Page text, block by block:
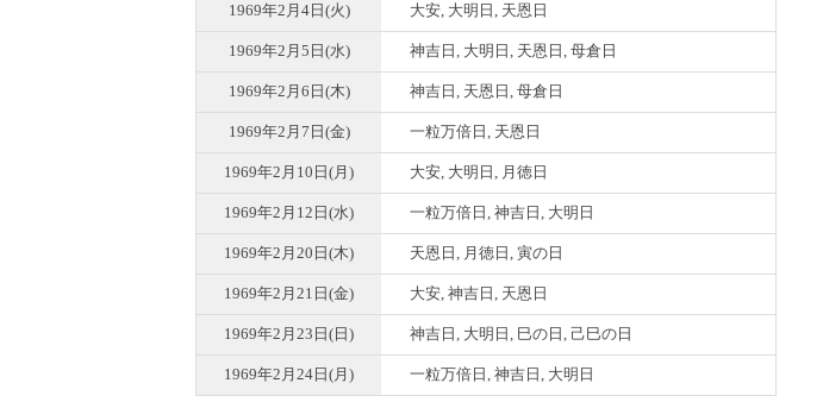
1969年2月4日(火) 大安, 大明日, 天恩日
1969年2月5日(水) 神吉日, 大明日, 天恩日, 母倉日
1969年2月6日(木) 神吉日, 天恩日, 母倉日
1969年2月7日(金) 一粒万倍日, 天恩日
1969年2月10日(月) 大安, 大明日, 月徳日
1969年2月12日(水) 一粒万倍日, 神吉日, 大明日
1969年2月20日(木) 天恩日, 月徳日, 寅の日
1969年2月21日(金) 大安, 神吉日, 天恩日
1969年2月23日(日) 神吉日, 大明日, 巳の日, 己巳の日
1969年2月24日(月) 一粒万倍日, 神吉日, 大明日